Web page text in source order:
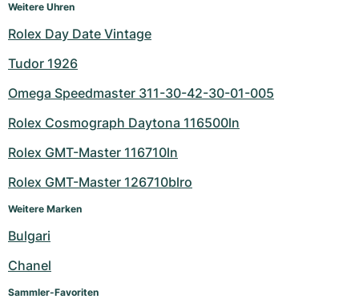
Weitere Uhren
Rolex Day Date Vintage
Tudor 1926
Omega Speedmaster 311-30-42-30-01-005
Rolex Cosmograph Daytona 116500ln
Rolex GMT-Master 116710ln
Rolex GMT-Master 126710blro
Weitere Marken
Bulgari
Chanel
Sammler-Favoriten